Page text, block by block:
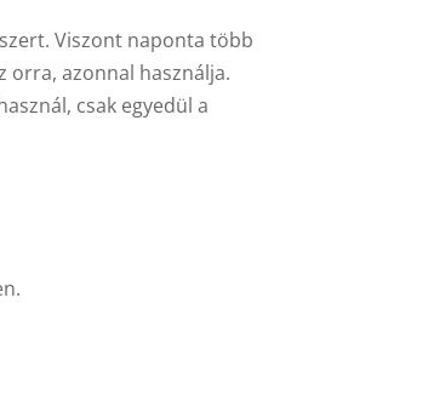
Viszont naponta több
orra, azonnal használja.
csak egyedül a